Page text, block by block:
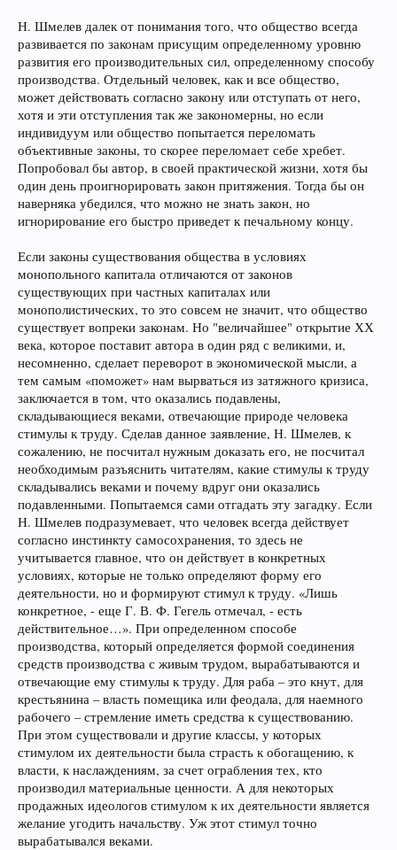
Н. Шмелев далек от понимания того, что общество всегда
развивается по законам присущим определенному уровню
развития его производительных сил, определенному способу
производства. Отдельный человек, как и все общество,
может действовать согласно закону или отступать от него,
хотя и эти отступления так же закономерны, но если
индивидуум или общество попытается переломать
объективные законы, то скорее переломает себе хребет.
Попробовал бы автор, в своей практической жизни, хотя бы
один день проигнорировать закон притяжения. Тогда бы он
наверняка убедился, что можно не знать закон, но
игнорирование его быстро приведет к печальному концу.
Если законы существования общества в условиях
монопольного капитала отличаются от законов
существующих при частных капиталах или
монополистических, то это совсем не значит, что общество
существует вопреки законам. Но "величайшее" открытие ХХ
века, которое поставит автора в один ряд с великими, и,
несомненно, сделает переворот в экономической мысли, а
тем самым «поможет» нам вырваться из затяжного кризиса,
заключается в том, что оказались подавлены,
складывающиеся веками, отвечающие природе человека
стимулы к труду. Сделав данное заявление, Н. Шмелев, к
сожалению, не посчитал нужным доказать его, не посчитал
необходимым разъяснить читателям, какие стимулы к труду
складывались веками и почему вдруг они оказались
подавленными. Попытаемся сами отгадать эту загадку. Если
Н. Шмелев подразумевает, что человек всегда действует
согласно инстинкту самосохранения, то здесь не
учитывается главное, что он действует в конкретных
условиях, которые не только определяют форму его
деятельности, но и формируют стимул к труду. «Лишь
конкретное, - еще Г. В. Ф. Гегель отмечал, - есть
действительное…». При определенном способе
производства, который определяется формой соединения
средств производства с живым трудом, вырабатываются и
отвечающие ему стимулы к труду. Для раба – это кнут, для
крестьянина – власть помещика или феодала, для наемного
рабочего – стремление иметь средства к существованию.
При этом существовали и другие классы, у которых
стимулом их деятельности была страсть к обогащению, к
власти, к наслаждениям, за счет ограбления тех, кто
производил материальные ценности. А для некоторых
продажных идеологов стимулом к их деятельности является
желание угодить начальству. Уж этот стимул точно
вырабатывался веками.